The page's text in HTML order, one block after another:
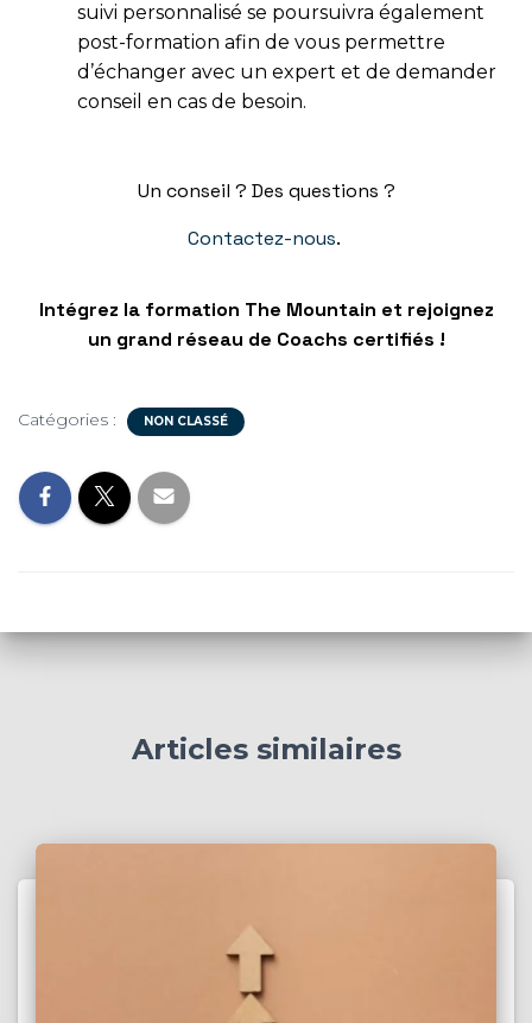
suivi personnalisé se poursuivra également
post-formation afin de vous permettre
d’échanger avec un expert et de demander
conseil en cas de besoin.
Un conseil ? Des questions ?
Contactez-nous.
Intégrez la formation The Mountain et rejoignez
un grand réseau de Coachs certifiés !
Catégories : NON CLASSÉ
Articles similaires